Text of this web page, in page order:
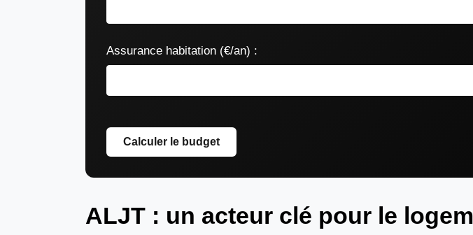
Assurance habitation (€/an) :
Calculer le budget
ALJT : un acteur clé pour le